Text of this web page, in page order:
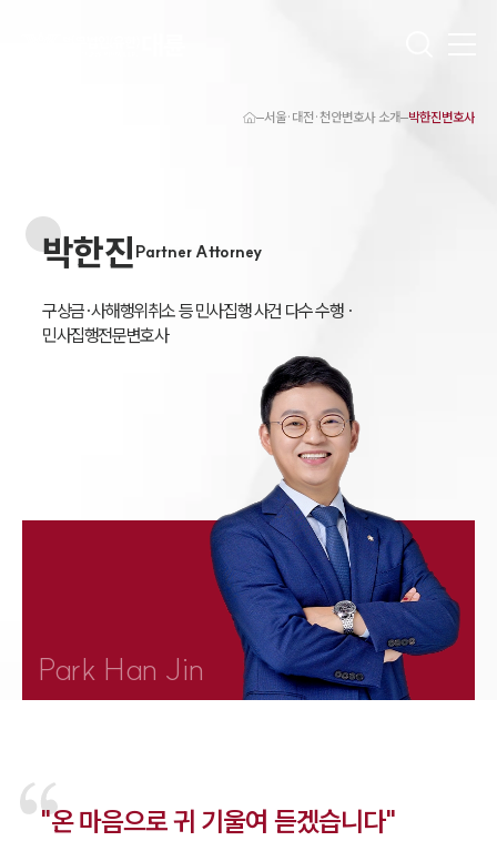
천안이혼전문변호사
천안학교폭력변호사
천안부동산변호사
천안변호사 업무분야
천안변호사 주요 업무사례
서울·대전·천안변호사 소개 박한진변호사
Partner Attorney
박한진
구상금·사해행위취소 등 민사집행 사건 다수 수행 ·
민사집행전문변호사
Park Han Jin
"온 마음으로 귀 기울여 듣겠습니다"